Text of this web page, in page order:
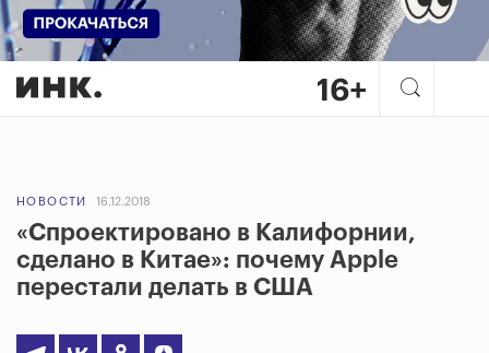
НОВОСТИ 16.12.2018
«Спроектировано в Калифорнии,
сделано в Китае»: почему Apple
перестали делать в США